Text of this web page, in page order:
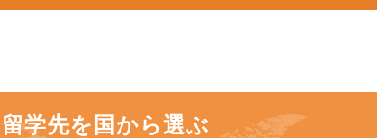
留学先を国から選ぶ